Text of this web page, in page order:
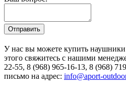
У нас вы можете купить
этого свяжитесь с нашими
22-55, 8 (968) 965-16-13, 8 (968)
письмо на адрес: info@aport-